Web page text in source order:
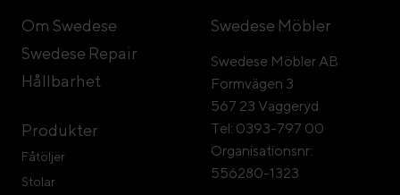
Om Swedese
Swedese Repair
Hållbarhet
Produkter
Fåtöljer
Stolar
Swedese Möbler
Swedese Möbler AB
Formvägen 3
567 23 Vaggeryd
Tel: 0393-797 00
Organisationsnr:
556280-1323